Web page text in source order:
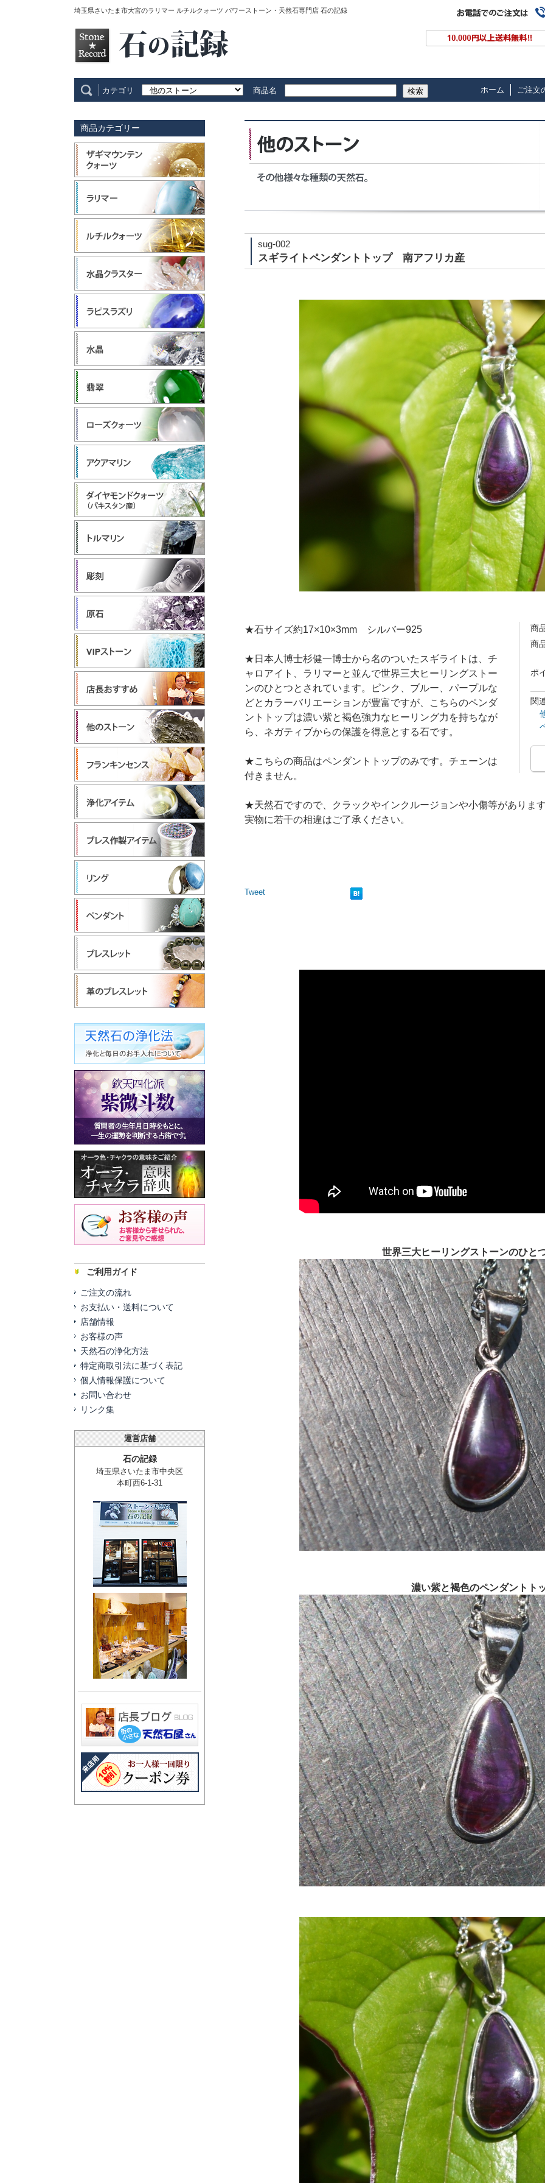
埼玉県さいたま市大宮のラリマー ルチルクォーツ パワーストーン・天然石専門店 石の記録
カテゴリ 商品名 検索 ホーム ご注文
sug-002
スギライトペンダントトップ 南アフリカ産
商
商
ポ
関
★石サイズ約17×10×3mm シルバー925
★日本人博士杉健一博士から名のついたスギライトは、チ
ャロアイト、ラリマーと並んで世界三大ヒーリングストー
ンのひとつとされています。ピンク、ブルー、パープルな
どとカラーバリエーションが豊富ですが、こちらのペンダ
ントトップは濃い紫と褐色強力なヒーリング力を持ちなが
ら、ネガティブからの保護を得意とする石です。
★こちらの商品はペンダントトップのみです。チェーンは
付きません。
★天然石ですので、クラックやインクルージョンや小傷等がありま
実物に若干の相違はご了承ください。
Tweet
世界三大ヒーリングストーンのひと
濃い紫と褐色のペンダントト
商品カテゴリー
ご利用ガイド
ご注文の流れ
お支払い・送料について
店舗情報
お客様の声
天然石の浄化方法
特定商取引法に基づく表記
個人情報保護について
お問い合わせ
リンク集
運営店舗
石の記録
埼玉県さいたま市中央区
本町西6-1-31